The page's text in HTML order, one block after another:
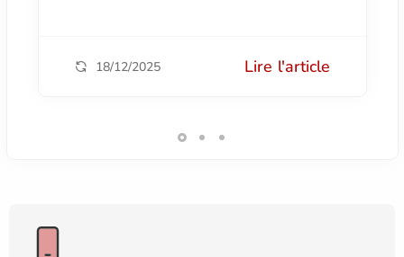
18/12/2025 Lire l'article